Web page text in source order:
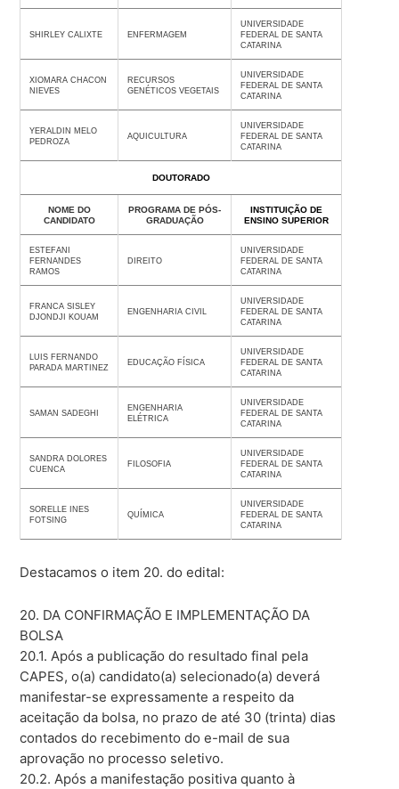
SHIRLEY CALIXTE ENFERMAGEM
UNIVERSIDADE
FEDERAL DE SANTA
CATARINA
XIOMARA CHACON
NIEVES
RECURSOS
GENÉTICOS VEGETAIS
UNIVERSIDADE
FEDERAL DE SANTA
CATARINA
YERALDIN MELO
PEDROZA
AQUICULTURA
UNIVERSIDADE
FEDERAL DE SANTA
CATARINA
DOUTORADO
NOME DO
CANDIDATO
PROGRAMA DE PÓS-
GRADUAÇÃO
INSTITUIÇÃO DE
ENSINO SUPERIOR
ESTEFANI
FERNANDES
RAMOS
DIREITO
UNIVERSIDADE
FEDERAL DE SANTA
CATARINA
FRANCA SISLEY
DJONDJI KOUAM
ENGENHARIA CIVIL
UNIVERSIDADE
FEDERAL DE SANTA
CATARINA
LUIS FERNANDO
PARADA MARTINEZ
EDUCAÇÃO FÍSICA
UNIVERSIDADE
FEDERAL DE SANTA
CATARINA
SAMAN SADEGHI
ENGENHARIA
ELÉTRICA
UNIVERSIDADE
FEDERAL DE SANTA
CATARINA
SANDRA DOLORES
CUENCA
FILOSOFIA
UNIVERSIDADE
FEDERAL DE SANTA
CATARINA
SORELLE INES
FOTSING
QUÍMICA
UNIVERSIDADE
FEDERAL DE SANTA
CATARINA
Destacamos o item 20. do edital:
20. DA CONFIRMAÇÃO E IMPLEMENTAÇÃO DA
BOLSA
20.1. Após a publicação do resultado final pela
CAPES, o(a) candidato(a) selecionado(a) deverá
manifestar-se expressamente a respeito da
aceitação da bolsa, no prazo de até 30 (trinta) dias
contados do recebimento do e-mail de sua
aprovação no processo seletivo.
20.2. Após a manifestação positiva quanto à